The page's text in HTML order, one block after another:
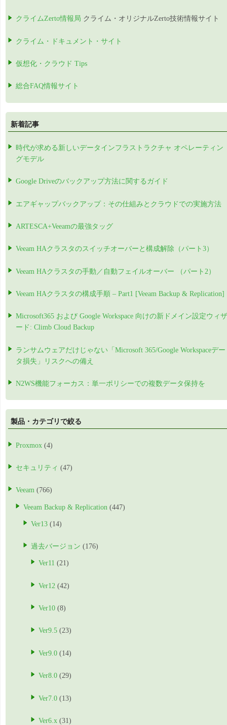
クライムZerto情報局 クライム・オリジナルZerto技術情報サイト
クライム・ドキュメント・サイト
仮想化・クラウド Tips
総合FAQ情報サイト
新着記事
時代が求める新しいデータインフラストラクチャ オペレーティン
グモデル
Google Driveのバックアップ方法に関するガイド
エアギャップバックアップ：その仕組みとクラウドでの実施方法
ARTESCA+Veeamの最強タッグ
Veeam HAクラスタのスイッチオーバーと構成解除（パート3）
Veeam HAクラスタの手動／自動フェイルオーバー （パート2）
Veeam HAクラスタの構成手順 – Part1 [Veeam Backup & Replication]
Microsoft365 および Google Workspace 向けの新ドメイン設定ウィザ
ード: Climb Cloud Backup
ランサムウェアだけじゃない「Microsoft 365/Google Workspaceデー
タ損失」リスクへの備え
N2WS機能フォーカス：単一ポリシーでの複数データ保持を
製品・カテゴリで絞る
Proxmox (4)
セキュリティ (47)
Veeam (766)
Veeam Backup & Replication (447)
Ver13 (14)
過去バージョン (176)
Ver11 (21)
Ver12 (42)
Ver10 (8)
Ver9.5 (23)
Ver9.0 (14)
Ver8.0 (29)
Ver7.0 (13)
Ver6.x (31)